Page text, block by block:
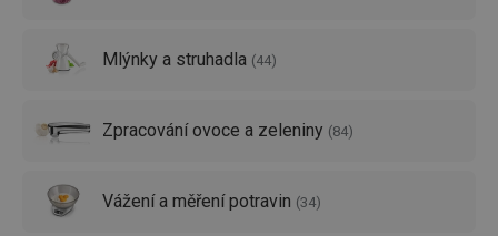
Mlýnky a struhadla (44)
Zpracování ovoce a zeleniny (84)
Vážení a měření potravin (34)